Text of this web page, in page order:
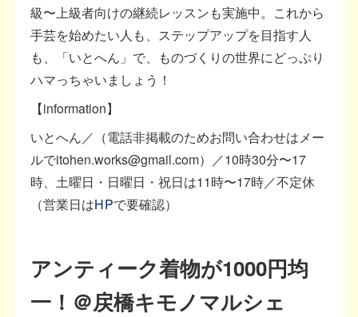
級〜上級者向けの継続レッスンも実施中。これから
手芸を始めたい人も、ステップアップを目指す人
も、「いとへん」で、ものづくりの世界にどっぷり
ハマっちゃいましょう！
【information】
いとへん／（電話非掲載のためお問い合わせはメー
ルでitohen.works@gmail.com）／10時30分〜17
時、土曜日・日曜日・祝日は11時〜17時／不定休
（営業日はHPで要確認）
アンティーク着物が1000円均
一！＠戻橋キモノマルシェ